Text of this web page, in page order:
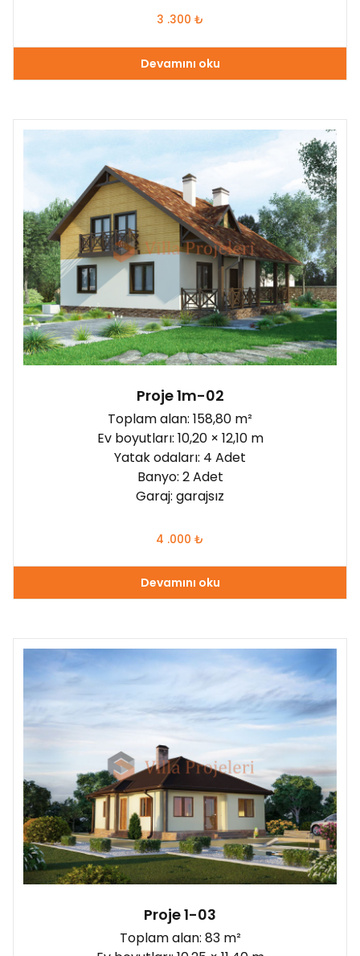
3 .300 ₺
Devamını oku
Proje 1m-02
Toplam alan: 158,80 m²
Ev boyutları: 10,20 × 12,10 m
Yatak odaları: 4 Adet
Banyo: 2 Adet
Garaj: garajsız
4 .000 ₺
Devamını oku
Proje 1-03
Toplam alan: 83 m²